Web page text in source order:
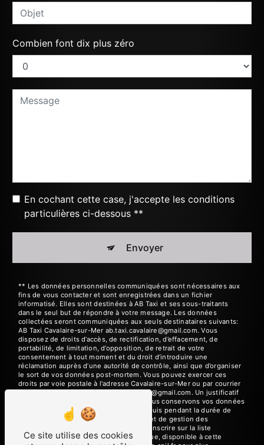
Combien font dix plus zéro
En cochant cette case, j'accepte les conditions
particulières ci-dessous **
Envoyer
** Les données personnelles communiquées sont nécessaires aux
fins de vous contacter et sont enregistrées dans un fichier
informatisé. Elles sont destinées à AB Taxi et ses sous-traitants
dans le seul but de répondre à votre message. Les données
collectées seront communiquées aux seuls destinataires suivants:
AB Taxi Cavalaire-sur-Mer ab.taxi.cavalaire@gmail.com. Vous
disposez de droits d’accès, de rectification, d’effacement, de
portabilité, de limitation, d’opposition, de retrait de votre
consentement à tout moment et du droit d’introduire une
réclamation auprès d’une autorité de contrôle, ainsi que d’organiser
le sort de vos données post-mortem. Vous pouvez exercer ces
droits par voie postale à l'adresse Cavalaire-sur-Mer ou par courrier
électronique à l'adresse ab.taxi.cavalaire@gmail.com. Un justificatif
d'identité pourra vous être demandé. Nous conservons vos données
pendant la période de prise de contact puis pendant la durée de
prescription légale aux fins probatoires et de gestion des
contentieux. Vous avez le droit de vous inscrire sur la liste
d'opposition au démarchage téléphonique, disponible à cette
Ce site utilise des cookies